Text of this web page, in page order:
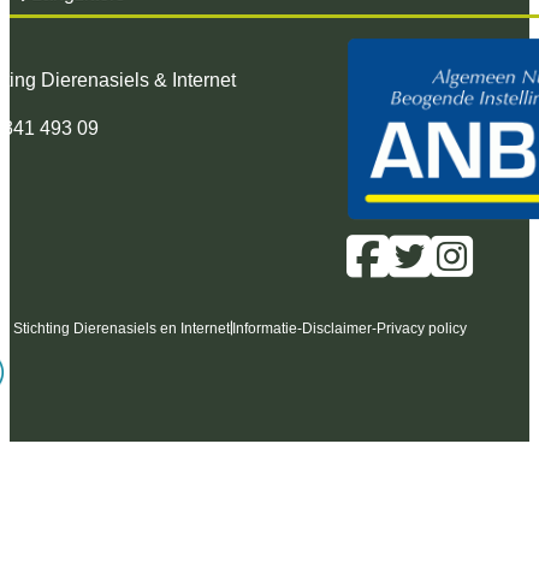
Dierenasiels & Internet
493 09
Stichting Dierenasiels en Internet Informatie-Disclaimer-Privacy policy